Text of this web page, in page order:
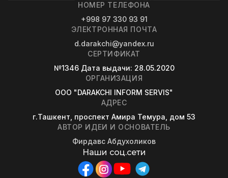
НОМЕР ТЕЛЕФОНА
+998 97 330 93 91
ЭЛЕКТРОННАЯ ПОЧТА
d.darakchi@yandex.ru
СЕРТИФИКАТ
№1346 Дата выдачи: 28.05.2020
ОРГАНИЗАЦИЯ
OOO "DARAKCHI INFORM SERVIS"
АДРЕС
г.Ташкент, проспект Амира Темура, дом 53
АВТОР ИДЕИ И ОСНОВАТЕЛЬ
Фирдавс Абдухоликов
Наши соц.сети